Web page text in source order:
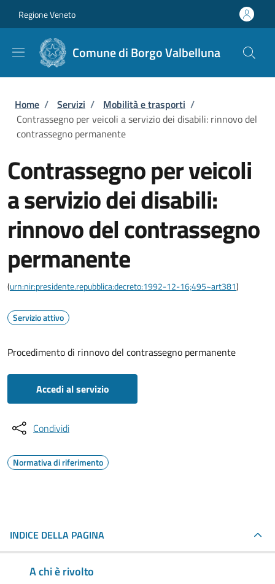
Regione Veneto
Comune di Borgo Valbelluna
Briciole di pane
Home / Servizi / Mobilità e trasporti /
Contrassegno per veicoli a servizio dei disabili: rinnovo del
contrassegno permanente
Contrassegno per veicoli
a servizio dei disabili:
rinnovo del contrassegno
permanente
(urn:nir:presidente.repubblica:decreto:1992-12-16;495~art381)
Servizio attivo
Procedimento di rinnovo del contrassegno permanente
Accedi al servizio
Condividi
Normativa di riferimento
INDICE DELLA PAGINA
A chi è rivolto